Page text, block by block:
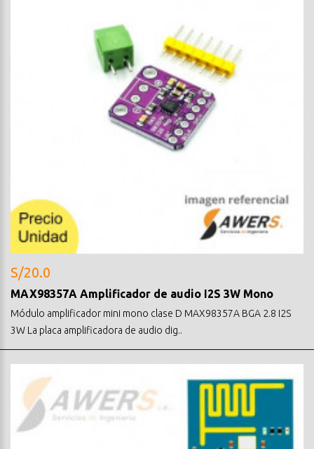
S/20.0
MAX98357A Amplificador de audio I2S 3W Mono
Módulo amplificador mini mono clase D MAX98357A BGA 2.8 I2S
3W La placa amplificadora de audio dig..